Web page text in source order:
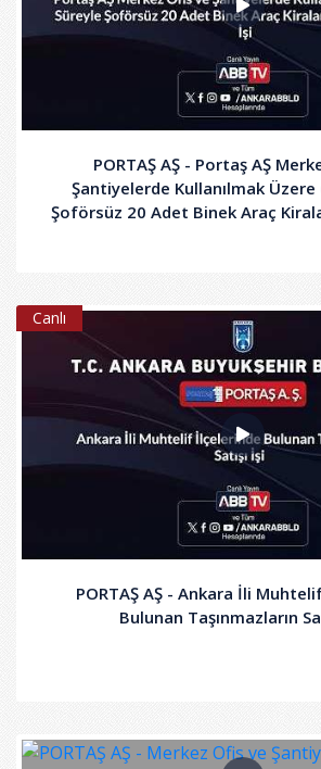
PORTAŞ AŞ - Portaş AŞ
Şantiyelerde Kullanılmak Üzere
Şoförsüz 20 Adet Binek Araç
Canlı
PORTAŞ AŞ - Ankara İli
Bulunan Taşınmazların